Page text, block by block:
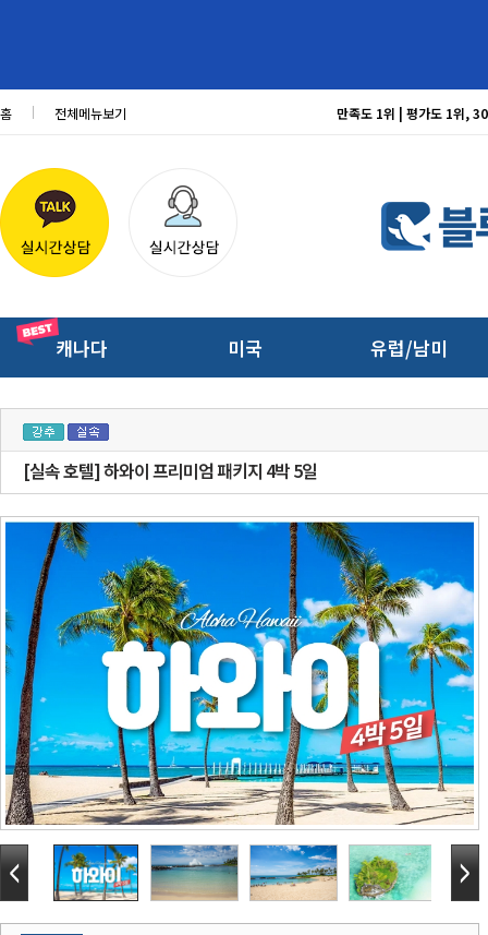
홈 전체메뉴보기 만족도 1위 | 평가도 1위,
캐나다 미국 유럽/남미
[실속 호텔] 하와이 프리미엄 패키지 4박 5일